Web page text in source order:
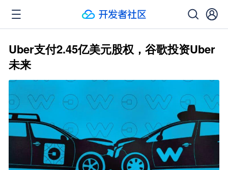
Uber支付2.45亿美元股权，谷歌投资Uber
未来